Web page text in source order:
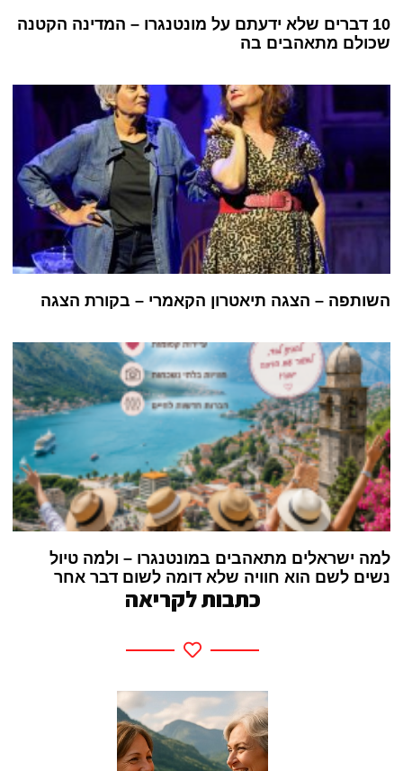
10 דברים שלא ידעתם על מונטנגרו – המדינה הקטנה
שכולם מתאהבים בה
השותפה – הצגה תיאטרון הקאמרי – בקורת הצגה
למה ישראלים מתאהבים במונטנגרו – ולמה טיול
נשים לשם הוא חוויה שלא דומה לשום דבר אחר
כתבות לקריאה